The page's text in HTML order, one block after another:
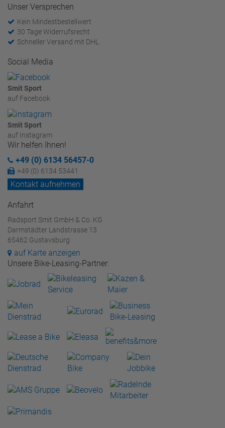
Unser Versprechen
Kein Mindestbestellwert
30 Tage Widerrufsrecht
Schneller Versand mit DHL
Social Media
Smit Sport
auf Facebook
Smit Sport
auf Instagram
Wir helfen Ihnen!
+49 (0) 6134 56457-0
+49 (0) 6134 53441
Kontakt aufnehmen
Anfahrt
Radsport Smit GmbH & Co. KG
Darmstädter Landstrasse 13
65462 Gustavsburg
auf Karte anzeigen
Unsere Bike-Leasing-Partner: